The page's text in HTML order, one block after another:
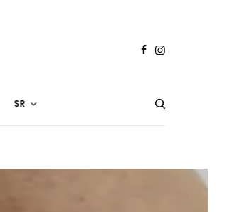
SR